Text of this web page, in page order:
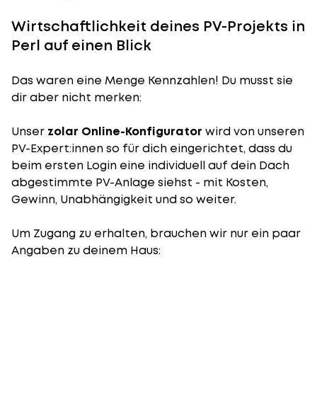
Wirtschaftlichkeit deines PV-Projekts in
Perl auf einen Blick
Das waren eine Menge Kennzahlen! Du musst sie
dir aber nicht merken:
Unser zolar Online-Konfigurator wird von unseren
PV-Expert:innen so für dich eingerichtet, dass du
beim ersten Login eine individuell auf dein Dach
abgestimmte PV-Anlage siehst - mit Kosten,
Gewinn, Unabhängigkeit und so weiter.
Um Zugang zu erhalten, brauchen wir nur ein paar
Angaben zu deinem Haus: